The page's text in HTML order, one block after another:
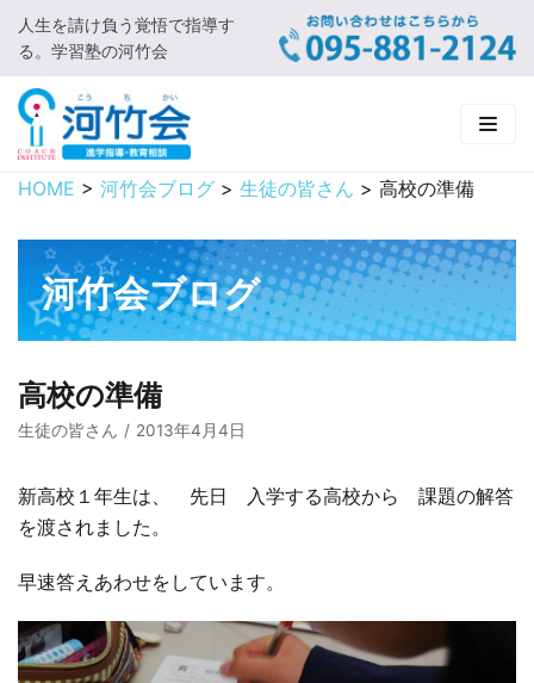
コ
ン
テ
ン
ツ
に
キ
プ
人生を請け負う覚悟で指導す
る。学習塾の河竹会
HOME
新着情報
□ お知らせ
河竹会について
□ 河竹会について
□ よくあるご質問
□ 小学部
□ 高校部
□ 有料体験指導
実 績
□ 2019年合格体験記
HOME > 河竹会ブログ > 生徒の皆さん > 高校の準備
河竹会ブログ
高校の準備
生徒の皆さん 2013年4月4日
新高校１年生は、 先日 入学する高校から 課題の解答
を渡されました。
早速答えあわせをしています。